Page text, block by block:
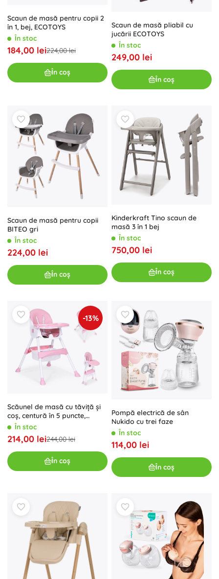
Scaun de masă pentru copii 2
în 1, bej, ECOTOYS
În stoc
184,00 lei224,00 lei
În coș
Scaun de masă pliabil cu
jucării ECOTOYS
În stoc
249,00 lei
În coș
Scaun de masă pentru copii
BITEO gri
În stoc
224,00 lei
În coș
Kinderkraft Tino scaun de
masă 3 în 1 bej
În stoc
750,00 lei
În coș
-13%
Scăunel de masă cu tăviță și
coș, centură în 5 puncte,
ECOTOYS – Roz
În stoc
214,00 lei244,00 lei
În coș
Pompă electrică de sân
Nukido cu trei faze
În stoc
114,00 lei
În coș